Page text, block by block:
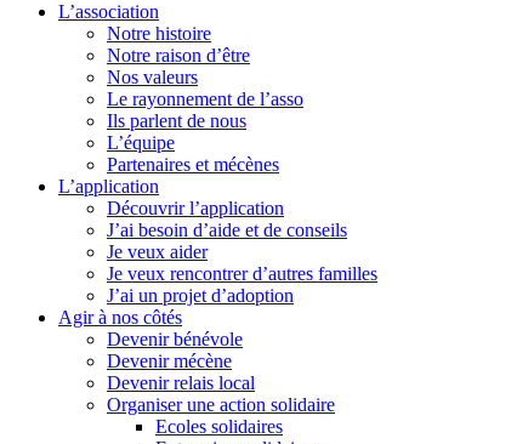
L’association
Notre histoire
Notre raison d’être
Nos valeurs
Le rayonnement de l’asso
Ils parlent de nous
L’équipe
Partenaires et mécènes
L’application
Découvrir l’application
J’ai besoin d’aide et de conseils
Je veux aider
Je veux rencontrer d’autres familles
J’ai un projet d’adoption
Agir à nos côtés
Devenir bénévole
Devenir mécène
Devenir relais local
Organiser une action solidaire
Ecoles solidaires